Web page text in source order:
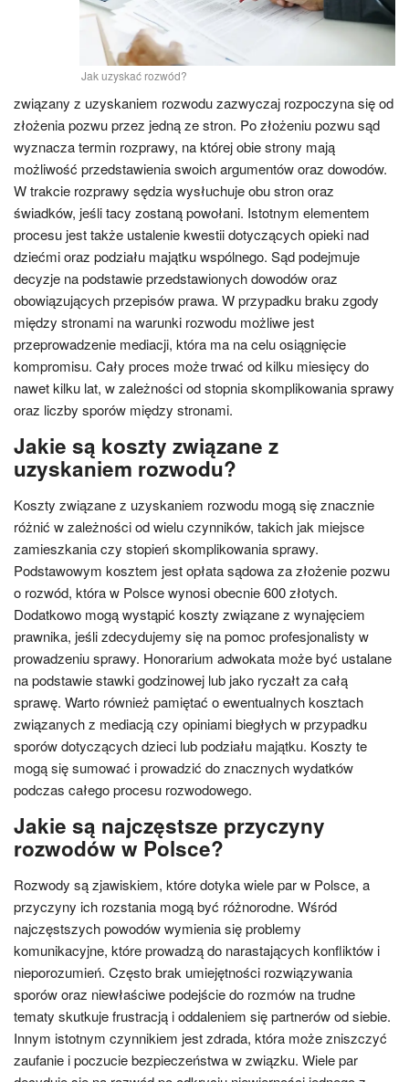
Jak uzyskać rozwód?
związany z uzyskaniem rozwodu zazwyczaj rozpoczyna się od
złożenia pozwu przez jedną ze stron. Po złożeniu pozwu sąd
wyznacza termin rozprawy, na której obie strony mają
możliwość przedstawienia swoich argumentów oraz dowodów.
W trakcie rozprawy sędzia wysłuchuje obu stron oraz
świadków, jeśli tacy zostaną powołani. Istotnym elementem
procesu jest także ustalenie kwestii dotyczących opieki nad
dziećmi oraz podziału majątku wspólnego. Sąd podejmuje
decyzje na podstawie przedstawionych dowodów oraz
obowiązujących przepisów prawa. W przypadku braku zgody
między stronami na warunki rozwodu możliwe jest
przeprowadzenie mediacji, która ma na celu osiągnięcie
kompromisu. Cały proces może trwać od kilku miesięcy do
nawet kilku lat, w zależności od stopnia skomplikowania sprawy
oraz liczby sporów między stronami.
Jakie są koszty związane z
uzyskaniem rozwodu?
Koszty związane z uzyskaniem rozwodu mogą się znacznie
różnić w zależności od wielu czynników, takich jak miejsce
zamieszkania czy stopień skomplikowania sprawy.
Podstawowym kosztem jest opłata sądowa za złożenie pozwu
o rozwód, która w Polsce wynosi obecnie 600 złotych.
Dodatkowo mogą wystąpić koszty związane z wynajęciem
prawnika, jeśli zdecydujemy się na pomoc profesjonalisty w
prowadzeniu sprawy. Honorarium adwokata może być ustalane
na podstawie stawki godzinowej lub jako ryczałt za całą
sprawę. Warto również pamiętać o ewentualnych kosztach
związanych z mediacją czy opiniami biegłych w przypadku
sporów dotyczących dzieci lub podziału majątku. Koszty te
mogą się sumować i prowadzić do znacznych wydatków
podczas całego procesu rozwodowego.
Jakie są najczęstsze przyczyny
rozwodów w Polsce?
Rozwody są zjawiskiem, które dotyka wiele par w Polsce, a
przyczyny ich rozstania mogą być różnorodne. Wśród
najczęstszych powodów wymienia się problemy
komunikacyjne, które prowadzą do narastających konfliktów i
nieporozumień. Często brak umiejętności rozwiązywania
sporów oraz niewłaściwe podejście do rozmów na trudne
tematy skutkuje frustracją i oddaleniem się partnerów od siebie.
Innym istotnym czynnikiem jest zdrada, która może zniszczyć
zaufanie i poczucie bezpieczeństwa w związku. Wiele par